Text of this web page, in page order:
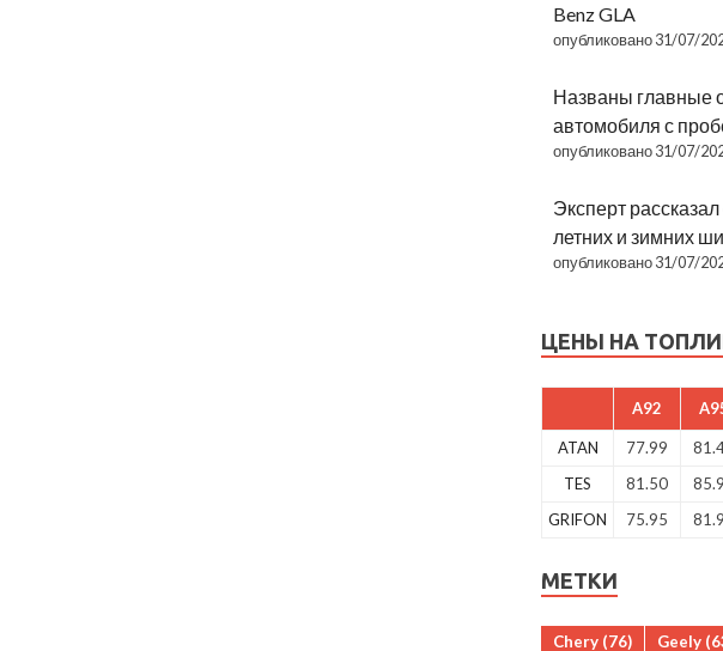
Benz GLA
опубликовано 31/07/
Названы главные
автомобиля с
опубликовано 31/07/
Эксперт
летних и зимних
опубликовано 31/07/
ЦЕНЫ НА
A92
ATAN 77.99
TES
81.50
GRIFON
75.95
МЕТКИ
Chery (76) Geely